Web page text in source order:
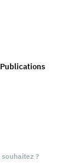
Publications